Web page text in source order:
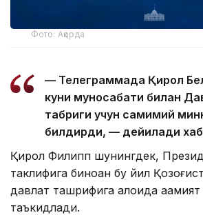
Фото: Ақорда
— Телеграммада Қирол
куни муносабати билан
табриги учун самимий
билдирди, — дейилади
Қирол Филипп шунингдек,
таклифига биноан бу йил
давлат ташрифига алоҳида
таъкидлади.